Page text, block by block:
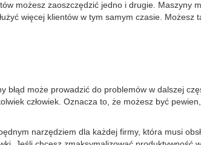
możesz zaoszczędzić jedno i drugie. Maszyny
więcej klientów w tym samym czasie.
błąd może prowadzić do problemów w dalszej
człowiek. Oznacza to, że możesz być
narzędziem dla każdej firmy, która musi